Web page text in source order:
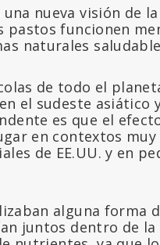
nueva visión de
pastos funcionen
naturales
de todo el
el sudeste asiático
es que el
en contextos
de EE.UU. y en
alguna forma
juntos dentro de